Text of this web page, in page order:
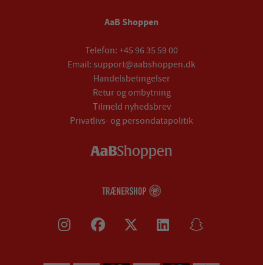
AaB Shoppen
Telefon: +45 96 35 59 00
Email: support@aabshoppen.dk
Handelsbetingelser
Retur og ombytning
Tilmeld nyhedsbrev
Privatlivs- og persondatapolitik